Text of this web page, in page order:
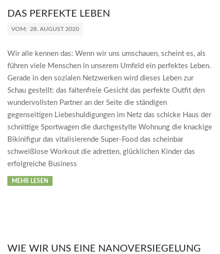
DAS PERFEKTE LEBEN
2020-
28
VOM: 28. AUGUST 2020
Wir alle kennen das: Wenn wir uns umschauen, scheint es, als
führen viele Menschen in unserem Umfeld ein perfektes Leben.
Gerade in den sozialen Netzwerken wird dieses Leben zur
Schau gestellt: das faltenfreie Gesicht das perfekte Outfit den
wundervollsten Partner an der Seite die ständigen
gegenseitigen Liebeshuldigungen im Netz das schicke Haus der
schnittige Sportwagen die durchgestylte Wohnung die knackige
Bikinifigur das vitalisierende Super-Food das scheinbar
schweißlose Workout die adretten, glücklichen Kinder das
erfolgreiche Business
MEHR LESEN
WIE WIR UNS EINE NANOVERSIEGELUNG